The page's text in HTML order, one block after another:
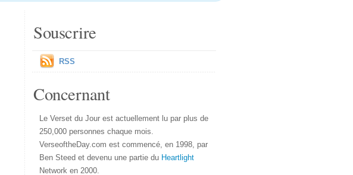
Souscrire
RSS
Concernant
Le Verset du Jour est actuellement lu par plus de
250,000 personnes chaque mois.
VerseoftheDay.com est commencé, en 1998, par
Ben Steed et devenu une partie du Heartlight
Network en 2000.